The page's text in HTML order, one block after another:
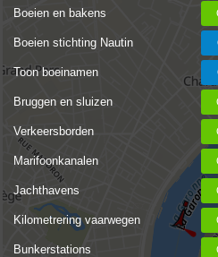
Boeien en bakens
Boeien stichting Nautin
Toon boeinamen
Bruggen en sluizen
Verkeersborden
Marifoonkanalen
Jachthavens
Kilometrering vaarwegen
Bunkerstations